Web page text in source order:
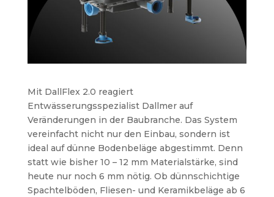
Mit DallFlex 2.0 reagiert
Entwässerungsspezialist Dallmer auf
Veränderungen in der Baubranche. Das System
vereinfacht nicht nur den Einbau, sondern ist
ideal auf dünne Bodenbeläge abgestimmt. Denn
statt wie bisher 10 – 12 mm Materialstärke, sind
heute nur noch 6 mm nötig. Ob dünnschichtige
Spachtelböden, Fliesen- und Keramikbeläge ab 6